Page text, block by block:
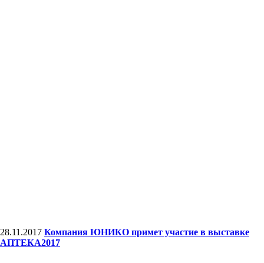
28.11.2017 Компания ЮНИКО примет участие в выставке
АПТЕКА2017